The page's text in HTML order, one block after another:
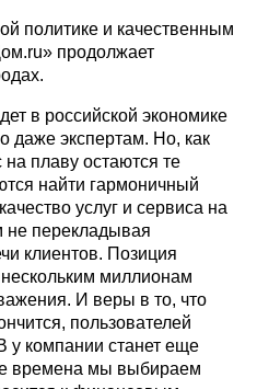
политике и качественным
продолжает
в российской экономике
даже экспертам. Но, как
на плаву остаются те
найти гармоничный
услуг и сервиса на
не перекладывая
клиентов. Позиция
миллионам
И веры в то, что
пользователей
у компании станет еще
времена мы выбираем